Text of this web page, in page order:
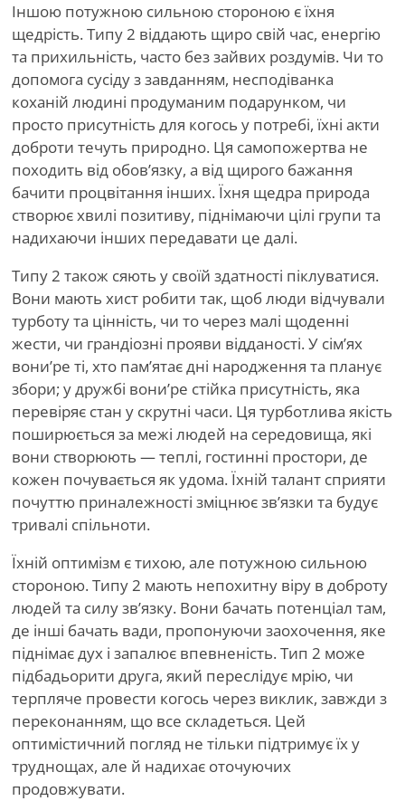
Іншою потужною сильною стороною є їхня
щедрість. Типу 2 віддають щиро свій час, енергію
та прихильність, часто без зайвих роздумів. Чи то
допомога сусіду з завданням, несподіванка
коханій людині продуманим подарунком, чи
просто присутність для когось у потребі, їхні акти
доброти течуть природно. Ця самопожертва не
походить від обов’язку, а від щирого бажання
бачити процвітання інших. Їхня щедра природа
створює хвилі позитиву, піднімаючи цілі групи та
надихаючи інших передавати це далі.
Типу 2 також сяють у своїй здатності піклуватися.
Вони мають хист робити так, щоб люди відчували
турботу та цінність, чи то через малі щоденні
жести, чи грандіозні прояви відданості. У сім’ях
вони’ре ті, хто пам’ятає дні народження та планує
збори; у дружбі вони’ре стійка присутність, яка
перевіряє стан у скрутні часи. Ця турботлива якість
поширюється за межі людей на середовища, які
вони створюють — теплі, гостинні простори, де
кожен почувається як удома. Їхній талант сприяти
почуттю приналежності зміцнює зв’язки та будує
тривалі спільноти.
Їхній оптимізм є тихою, але потужною сильною
стороною. Типу 2 мають непохитну віру в доброту
людей та силу зв’язку. Вони бачать потенціал там,
де інші бачать вади, пропонуючи заохочення, яке
піднімає дух і запалює впевненість. Тип 2 може
підбадьорити друга, який переслідує мрію, чи
терпляче провести когось через виклик, завжди з
переконанням, що все складеться. Цей
оптимістичний погляд не тільки підтримує їх у
труднощах, але й надихає оточуючих
продовжувати.